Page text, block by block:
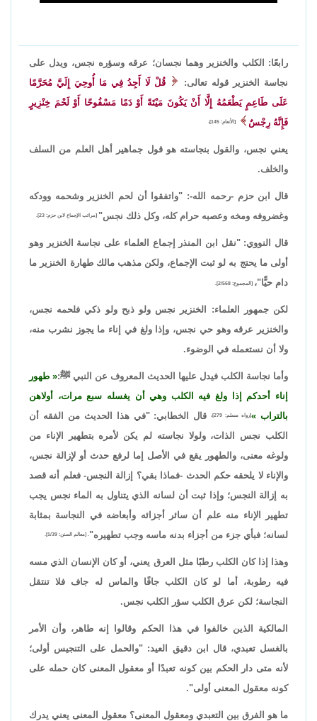
رابعًا: الكلب والخنزير وهما نجسان؛ عرقه وسؤره نجس، ويدل على
نجاسة الخنزير قوله تعالى:
قُلْ لَا أَجِدُ فِي مَا أُوحِيَ إِلَيَّ مُحَرَّمًا
عَلَى طَاعِمٍ يَطْعَمُهُ إِلَّا أَنْ يَكُونَ مَيْتَةً أَوْ دَمًا مَسْفُوحًا أَوْ لَحْمَ خِنْزِيرٍ
فَإِنَّهُ رِجْسٌ
[الأنعام: 145]،
يعني نجس، والقول بنجاسته هو قول جماهير أهل العلم من السلف
والخلف.
قال ابن حزم -رحمه الله-: "واتفقوا أن لحم الخنزير وشحمه وودكه
وغضروفه ومخه وعصبه حرام كله، وكل ذلك نجس" [مراتب الإجماع لابن حزم: 23].
قال النووي: "نقل ابن المنذر إجماع العلماء على نجاسة الخنزير وهو
أولى ما يحتج به لو ثبت الإجماع، ولكن مذهب مالك طهارة الخنزير ما
دام حيًّا"، [المجموع: 2/568].
لكن جمهور العلماء: الخنزير نجس ولو ذبح ولو ذكي فلحمه نجس،
والخنزير عرقه وهو حي نجس، وإذا ولغ في إناء ما يجوز نشرب منه،
ولا أن نستعمله في الوضوء.
وأما نجاسة الكلب فيدل عليها الحديث المعروف عن النبي ﷺ:
طهور
إناء أحدكم إذا ولغ فيه الكلب وهي أن يغسله سبع مرات، أولاهن
بالتراب
[رواه مسلم: 279]،
قال الخطابي: "في هذا الحديث من الفقه أن
الكلب نجس الذات، ولولا نجاسته لم يكن لأمره بتطهير الإناء من
ولوغه معنى، والطهور يقع في الأصل إما لرفع حدث أو لإزالة نجس،
والإناء لا يلحقه حكم الحدث -فماذا بقي؟ إزالة النجس- فعلم أنه قصد
به إزالة النجس؛ وإذا ثبت أن لسانه الذي يتناول به الماء نجس يجب
تطهير الإناء منه علم أن سائر أجزائه وأبعاضه في النجاسة بمثابة
لسانه؛ فبأي جزء من أجزاء بدنه ماسه وجب تطهيره". [معالم السنن: 1/39].
وهذا إذا كان الكلب رطبًا مثل العرق يعني، أو كان الإنسان الذي مسه
فيه رطوبة، أما لو كان الكلب جافًا والماس له جاف فلا تنتقل
النجاسة؛ لكن عرق الكلب سؤر الكلب نجس.
المالكية الذين خالفوا في هذا الحكم وقالوا إنه طاهر، وأن الأمر
بالغسل تعبدي، قال ابن دقيق العيد: "والحمل على التنجيس أولى؛
لأنه متى دار الحكم بين كونه تعبدًا أو معقول المعنى كان حمله على
كونه معقول المعنى أولى".
ما هو الفرق بين التعبدي ومعقول المعنى؟ معقول المعنى يعني يدرك